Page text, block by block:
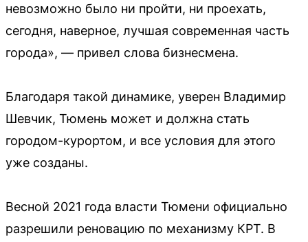
невозможно было ни пройти, ни проехать,
сегодня, наверное, лучшая современная часть
города», — привел слова бизнесмена.
Благодаря такой динамике, уверен Владимир
Шевчик, Тюмень может и должна стать
городом-курортом, и все условия для этого
уже созданы.
Весной 2021 года власти Тюмени официально
разрешили реновацию по механизму КРТ. В